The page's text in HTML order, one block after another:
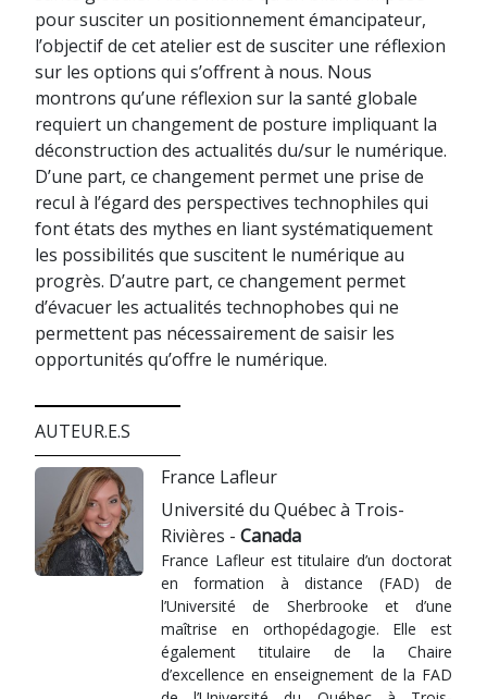
pour susciter un positionnement émancipateur,
l’objectif de cet atelier est de susciter une réflexion
sur les options qui s’offrent à nous. Nous
montrons qu’une réflexion sur la santé globale
requiert un changement de posture impliquant la
déconstruction des actualités du/sur le numérique.
D’une part, ce changement permet une prise de
recul à l’égard des perspectives technophiles qui
font états des mythes en liant systématiquement
les possibilités que suscitent le numérique au
progrès. D’autre part, ce changement permet
d’évacuer les actualités technophobes qui ne
permettent pas nécessairement de saisir les
opportunités qu’offre le numérique.
AUTEUR.E.S
France Lafleur
Université du Québec à Trois-
Rivières - Canada
France Lafleur est titulaire d’un doctorat
en formation à distance (FAD) de
l’Université de Sherbrooke et d’une
maîtrise en orthopédagogie. Elle est
également titulaire de la Chaire
d’excellence en enseignement de la FAD